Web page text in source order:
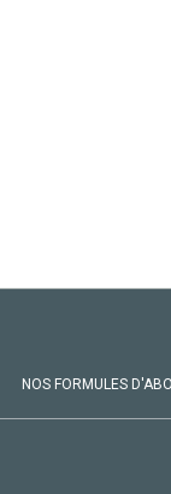
NOS FORMULES